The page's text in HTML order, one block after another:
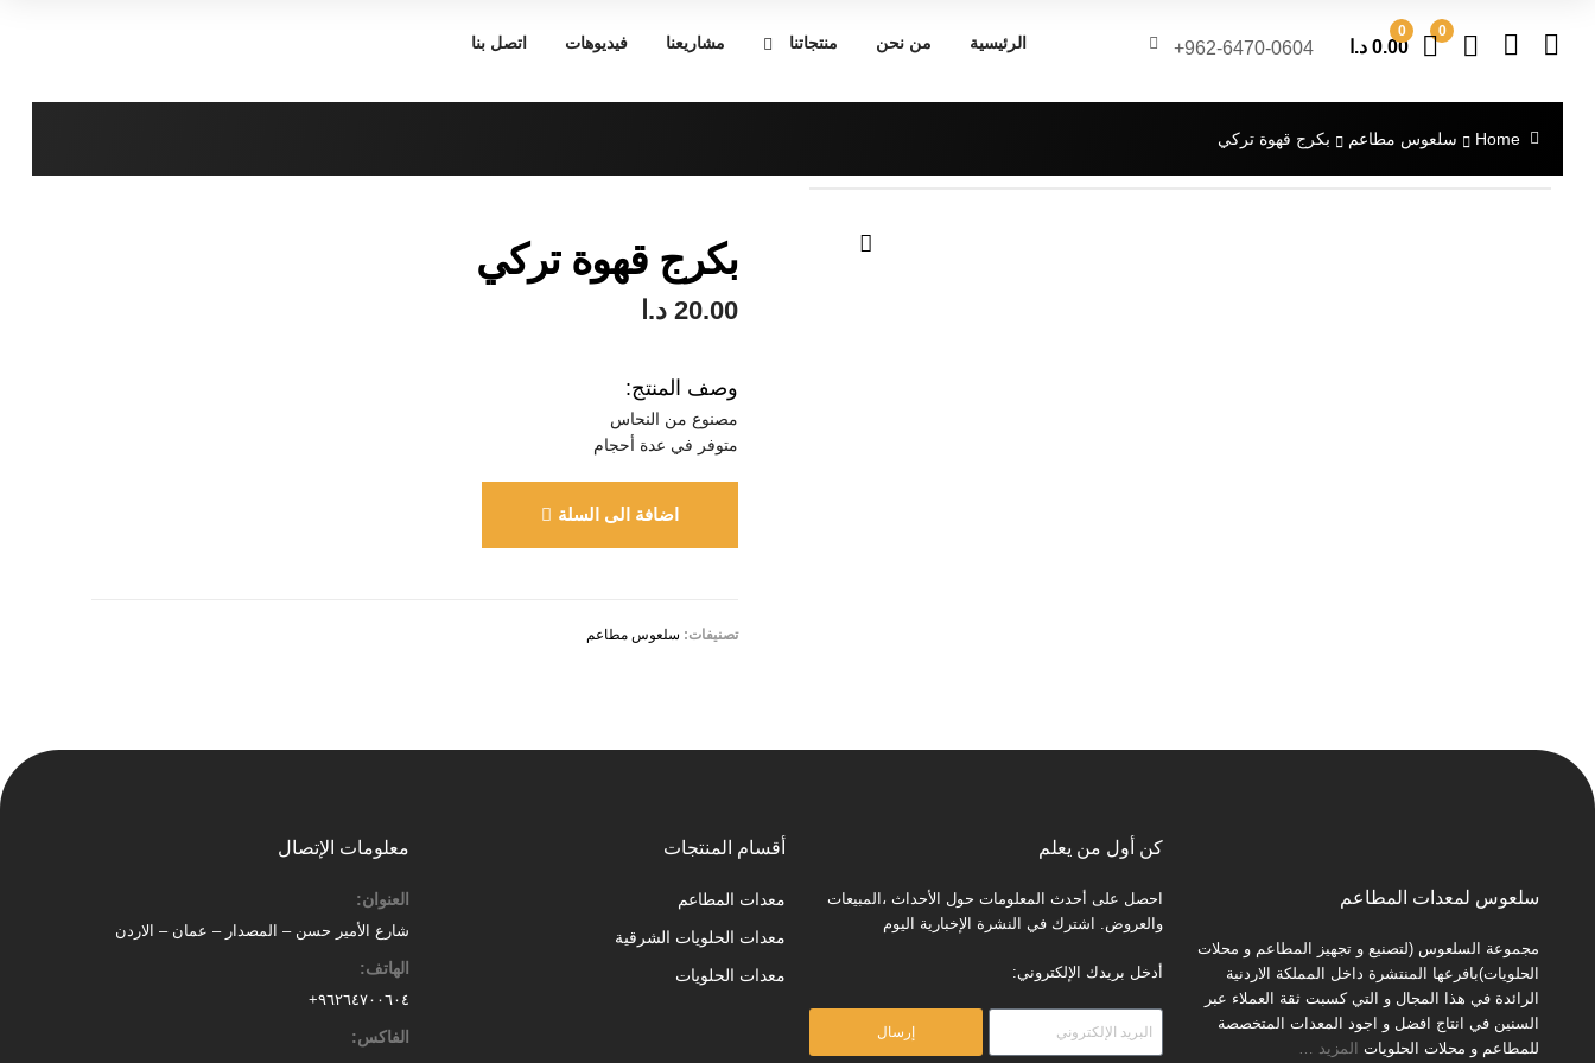
0
0
0.00 د.ا 962-6470-0604+ الرئيسية من نحن منتجاتنا مشاريعنا فيديوهات اتصل بنا
Home سلعوس مطاعم بكرج قهوة تركي
بكرج قهوة تركي
20.00 د.ا
وصف المنتج:
مصنوع من النحاس
متوفر في عدة أحجام
اضافة الى السلة
تصنيفات: سلعوس مطاعم
سلعوس لمعدات المطاعم
مجموعة السلعوس (لتصنيع و تجهيز المطاعم و محلات
الحلويات)بافرعها المنتشرة داخل المملكة الاردنية
الرائدة في هذا المجال و التي كسبت ثقة العملاء عبر
السنين في انتاج افضل و اجود المعدات المتخصصة
للمطاعم و محلات الحلويات المزيد
كن أول من يعلم
احصل على أحدث المعلومات حول الأحداث ،المبيعات
والعروض. اشترك في النشرة الإخبارية اليوم
أدخل بريدك الإلكتروني:
إرسال
أقسام المنتجات
معدات المطاعم
معدات الحلويات الشرقية
معدات الحلويات
معلومات الإتصال
العنوان:
شارع الأمير حسن – المصدار – عمان – الاردن
الهاتف:
٩٦٢٦٤٧٠٠٦٠٤+
الفاكس: